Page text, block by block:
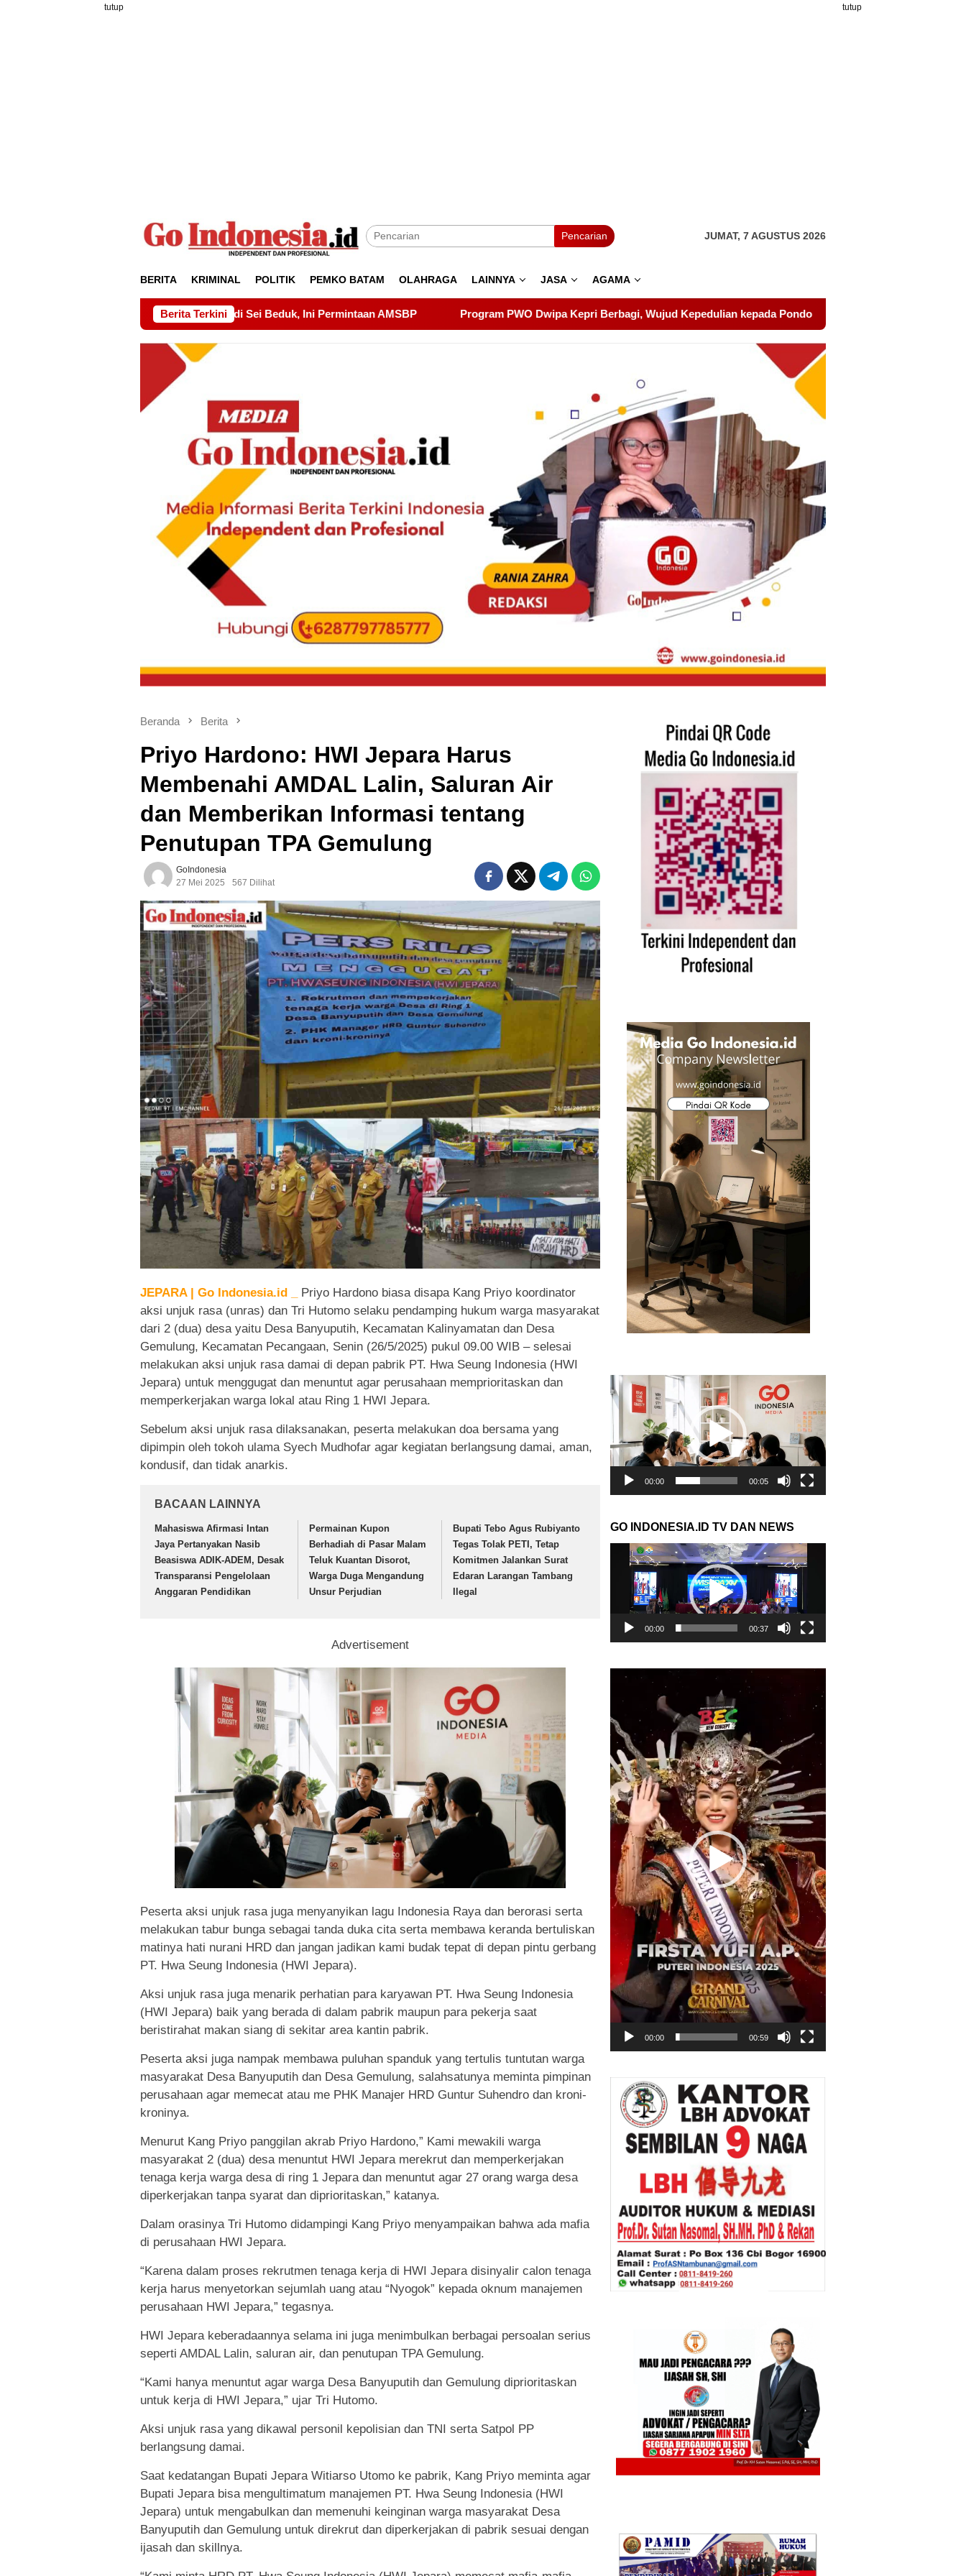
tutup tutup
Pencarian JUMAT, 7 AGUSTUS 2026
BERITA KRIMINAL POLITIK PEMKO BATAM OLAHRAGA LAINNYA JASA AGAMA
Berita Terkini
Rp15 Miliar di Sei Beduk, Ini Permintaan AMSBP Program PWO Dwipa Kepri Berbagi, Wujud Kepedulian kepada Pondok Tahfidz Yatim dan Dhuafa Al-Aqsho Batam
Beranda Berita
Priyo Hardono: HWI Jepara Harus
Membenahi AMDAL Lalin, Saluran Air
dan Memberikan Informasi tentang
Penutupan TPA Gemulung
GoIndonesia
27 Mei 2025
567 Dilihat
JEPARA | Go Indonesia.id _
Priyo Hardono biasa disapa Kang Priyo koordinator
aksi unjuk rasa (unras) dan Tri Hutomo selaku pendamping hukum warga masyarakat
dari 2 (dua) desa yaitu Desa Banyuputih, Kecamatan Kalinyamatan dan Desa
Gemulung, Kecamatan Pecangaan, Senin (26/5/2025) pukul 09.00 WIB – selesai
melakukan aksi unjuk rasa damai di depan pabrik PT. Hwa Seung Indonesia (HWI
Jepara) untuk menggugat dan menuntut agar perusahaan memprioritaskan dan
memperkerjakan warga lokal atau Ring 1 HWI Jepara.
Sebelum aksi unjuk rasa dilaksanakan, peserta melakukan doa bersama yang
dipimpin oleh tokoh ulama Syech Mudhofar agar kegiatan berlangsung damai, aman,
kondusif, dan tidak anarkis.
BACAAN LAINNYA
Mahasiswa Afirmasi Intan
Jaya Pertanyakan Nasib
Beasiswa ADIK-ADEM, Desak
Transparansi Pengelolaan
Anggaran Pendidikan
Permainan Kupon
Berhadiah di Pasar Malam
Teluk Kuantan Disorot,
Warga Duga Mengandung
Unsur Perjudian
Bupati Tebo Agus Rubiyanto
Tegas Tolak PETI, Tetap
Komitmen Jalankan Surat
Edaran Larangan Tambang
Ilegal
Advertisement
Peserta aksi unjuk rasa juga menyanyikan lagu Indonesia Raya dan berorasi serta
melakukan tabur bunga sebagai tanda duka cita serta membawa keranda bertuliskan
matinya hati nurani HRD dan jangan jadikan kami budak tepat di depan pintu gerbang
PT. Hwa Seung Indonesia (HWI Jepara).
Aksi unjuk rasa juga menarik perhatian para karyawan PT. Hwa Seung Indonesia
(HWI Jepara) baik yang berada di dalam pabrik maupun para pekerja saat
beristirahat makan siang di sekitar area kantin pabrik.
Peserta aksi juga nampak membawa puluhan spanduk yang tertulis tuntutan warga
masyarakat Desa Banyuputih dan Desa Gemulung, salahsatunya meminta pimpinan
perusahaan agar memecat atau me PHK Manajer HRD Guntur Suhendro dan kroni-
kroninya.
Menurut Kang Priyo panggilan akrab Priyo Hardono,” Kami mewakili warga
masyarakat 2 (dua) desa menuntut HWI Jepara merekrut dan memperkerjakan
tenaga kerja warga desa di ring 1 Jepara dan menuntut agar 27 orang warga desa
diperkerjakan tanpa syarat dan diprioritaskan,” katanya.
Dalam orasinya Tri Hutomo didampingi Kang Priyo menyampaikan bahwa ada mafia
di perusahaan HWI Jepara.
“Karena dalam proses rekrutmen tenaga kerja di HWI Jepara disinyalir calon tenaga
kerja harus menyetorkan sejumlah uang atau “Nyogok” kepada oknum manajemen
perusahaan HWI Jepara,” tegasnya.
HWI Jepara keberadaannya selama ini juga menimbulkan berbagai persoalan serius
seperti AMDAL Lalin, saluran air, dan penutupan TPA Gemulung.
“Kami hanya menuntut agar warga Desa Banyuputih dan Gemulung diprioritaskan
untuk kerja di HWI Jepara,” ujar Tri Hutomo.
Aksi unjuk rasa yang dikawal personil kepolisian dan TNI serta Satpol PP
berlangsung damai.
Saat kedatangan Bupati Jepara Witiarso Utomo ke pabrik, Kang Priyo meminta agar
Bupati Jepara bisa mengultimatum manajemen PT. Hwa Seung Indonesia (HWI
Jepara) untuk mengabulkan dan memenuhi keinginan warga masyarakat Desa
Banyuputih dan Gemulung untuk direkrut dan diperkerjakan di pabrik sesuai dengan
ijasah dan skillnya.
Pemutar
Video
00:00 00:05
GO INDONESIA.ID TV DAN NEWS
Pemutar
Video
00:00 00:37
Pemutar
00:00 00:59